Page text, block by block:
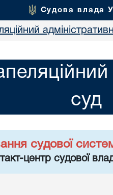
Судова влада
суд
судової
центр судової